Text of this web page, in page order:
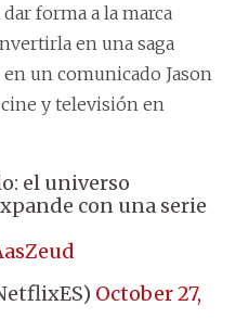
forma a la marca
en una saga
un comunicado Jason
y televisión en
el universo
con una serie
October 27,